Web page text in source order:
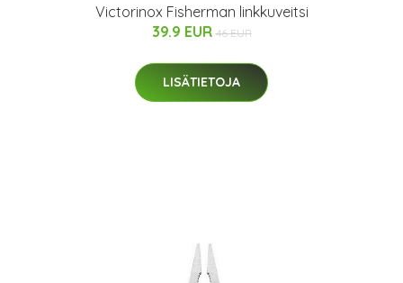
Victorinox Fisherman linkkuveitsi
39.9 EUR 46 EUR
LISÄTIETOJA